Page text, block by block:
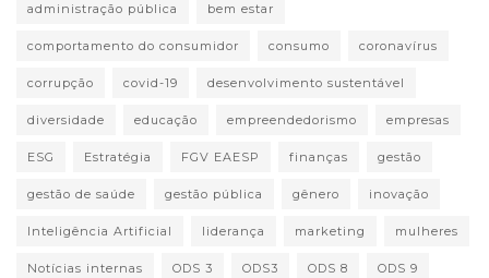
administração pública bem estar
comportamento do consumidor consumo coronavírus
corrupção covid-19 desenvolvimento sustentável
diversidade educação empreendedorismo empresas
ESG Estratégia FGV EAESP finanças gestão
gestão de saúde gestão pública gênero inovação
Inteligência Artificial liderança marketing mulheres
Notícias internas ODS 3 ODS3 ODS 8 ODS 9